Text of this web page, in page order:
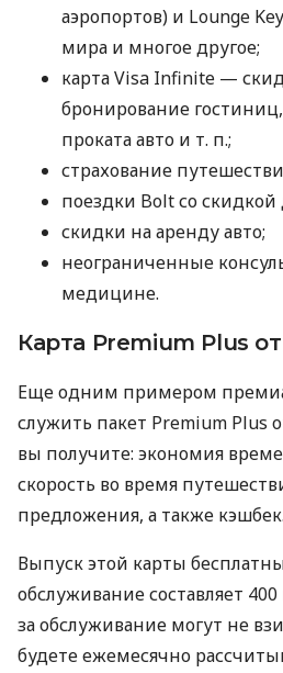
аэропортов) и Lounge
мира и многое другое;
карта Visa Infinite —
бронирование
проката авто и т. п.;
страхование
поездки Bolt со скидкой
скидки на аренду авто;
неограниченные
медицине.
Карта Premium Plus
Еще одним примером
служить пакет Premium Plus
вы получите: экономия
скорость во время
предложения, а также кэшбек.
Выпуск этой карты
обслуживание составляет
за обслуживание могут не
будете ежемесячно